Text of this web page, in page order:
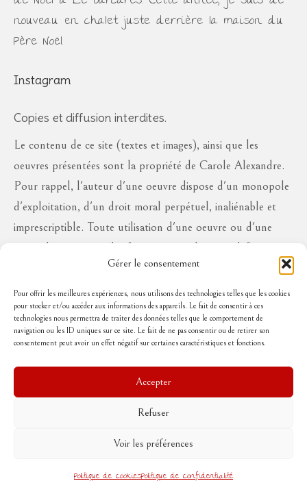
Gérer le consentement
Pour offrir les meilleures expériences, nous utilisons des technologies telles que les cookies
pour stocker et/ou accéder aux informations des appareils. Le fait de consentir à ces
technologies nous permettra de traiter des données telles que le comportement de
navigation ou les ID uniques sur ce site. Le fait de ne pas consentir ou de retirer son
consentement peut avoir un effet négatif sur certaines caractéristiques et fonctions.
Accepter
Refuser
Voir les préférences
Politique de cookiesPolitique de confidentialité
nouveau en chalet juste derrière la maison du
Père Noël.
Instagram
Copies et diffusion interdites.
Le contenu de ce site (textes et images), ainsi que les
oeuvres présentées sont la propriété de Carole Alexandre.
Pour rappel, l'auteur d'une oeuvre dispose d'un monopole
d'exploitation, d'un droit moral perpétuel, inaliénable et
imprescriptible. Toute utilisation d'une oeuvre ou d'une
partie des oeuvres à des fins commerciales ou à défaut en
diffusion publique, sous quelque forme que ce soit, est
interdite sans l'autorisation de l'auteur, aux risques de se
voir réclamer des dommages et intérêts..
Suivez-moi
Politique de cookies (UE)
© 2026 Rouge poussin